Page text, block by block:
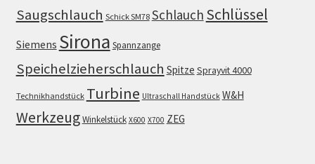
Saugschlauch Schick SM78 Schlauch Schlüssel
Siemens Sirona Spannzange
Speichelzieherschlauch Spitze Sprayvit 4000
Technikhandstück Turbine Ultraschall Handstück W&H
WerkzeugWinkelstück X600 X700 ZEG